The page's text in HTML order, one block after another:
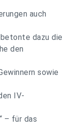
auch
dazu die
den
sowie
IV-
– für das